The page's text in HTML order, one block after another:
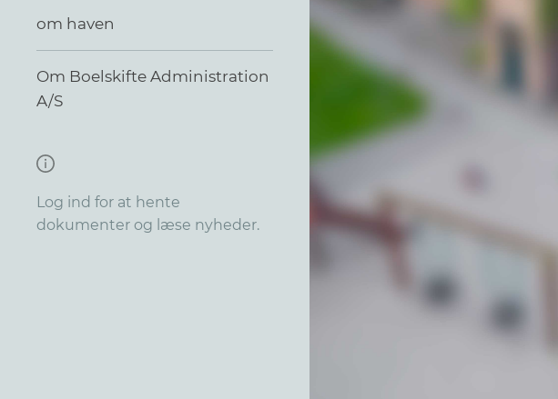
om haven
Om Boelskifte Administration
A/S
Log ind for at hente
dokumenter og læse nyheder.